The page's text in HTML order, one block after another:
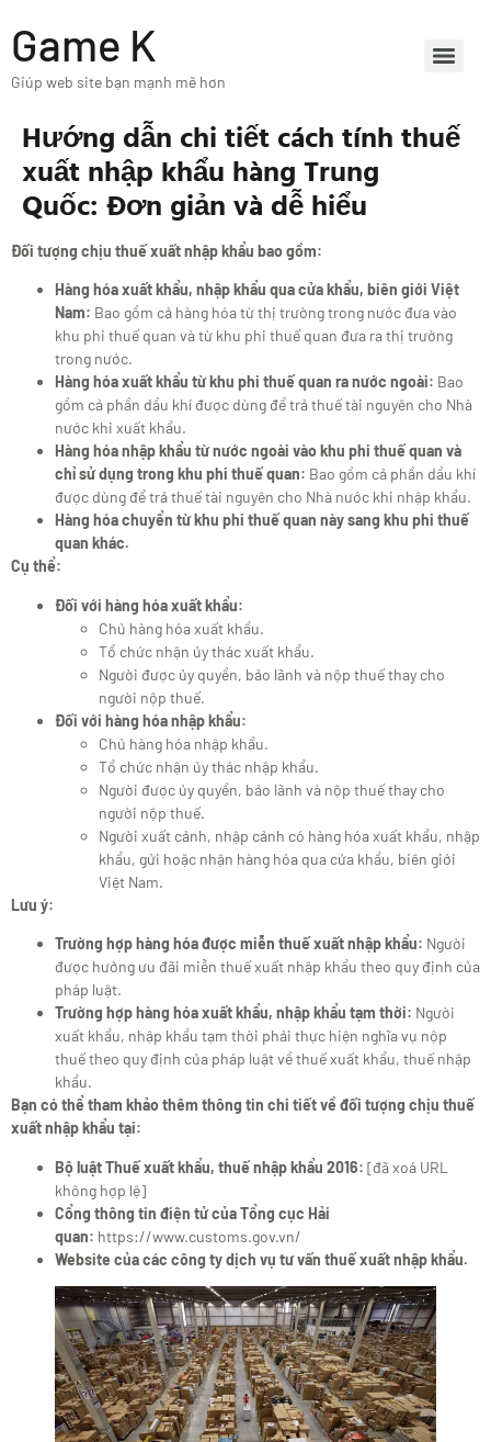
Game K
Giúp web site bạn mạnh mẽ hơn
Hướng dẫn chi tiết cách tính thuế
xuất nhập khẩu hàng Trung
Quốc: Đơn giản và dễ hiểu
Đối tượng chịu thuế xuất nhập khẩu bao gồm:
Hàng hóa xuất khẩu, nhập khẩu qua cửa khẩu, biên giới Việt
Nam: Bao gồm cả hàng hóa từ thị trường trong nước đưa vào
khu phi thuế quan và từ khu phi thuế quan đưa ra thị trường
trong nước.
Hàng hóa xuất khẩu từ khu phi thuế quan ra nước ngoài: Bao
gồm cả phần dầu khí được dùng để trả thuế tài nguyên cho Nhà
nước khi xuất khẩu.
Hàng hóa nhập khẩu từ nước ngoài vào khu phi thuế quan và
chỉ sử dụng trong khu phi thuế quan: Bao gồm cả phần dầu khí
được dùng để trả thuế tài nguyên cho Nhà nước khi nhập khẩu.
Hàng hóa chuyển từ khu phi thuế quan này sang khu phi thuế
quan khác.
Cụ thể:
Đối với hàng hóa xuất khẩu:
Chủ hàng hóa xuất khẩu.
Tổ chức nhận ủy thác xuất khẩu.
Người được ủy quyền, bảo lãnh và nộp thuế thay cho
người nộp thuế.
Đối với hàng hóa nhập khẩu:
Chủ hàng hóa nhập khẩu.
Tổ chức nhận ủy thác nhập khẩu.
Người được ủy quyền, bảo lãnh và nộp thuế thay cho
người nộp thuế.
Người xuất cảnh, nhập cảnh có hàng hóa xuất khẩu, nhập
khẩu, gửi hoặc nhận hàng hóa qua cửa khẩu, biên giới
Việt Nam.
Lưu ý:
Trường hợp hàng hóa được miễn thuế xuất nhập khẩu: Người
được hưởng ưu đãi miễn thuế xuất nhập khẩu theo quy định của
pháp luật.
Trường hợp hàng hóa xuất khẩu, nhập khẩu tạm thời: Người
xuất khẩu, nhập khẩu tạm thời phải thực hiện nghĩa vụ nộp
thuế theo quy định của pháp luật về thuế xuất khẩu, thuế nhập
khẩu.
Bạn có thể tham khảo thêm thông tin chi tiết về đối tượng chịu thuế
xuất nhập khẩu tại:
Bộ luật Thuế xuất khẩu, thuế nhập khẩu 2016: [đã xoá URL
không hợp lệ]
Cổng thông tin điện tử của Tổng cục Hải
quan: https://www.customs.gov.vn/
Website của các công ty dịch vụ tư vấn thuế xuất nhập khẩu.